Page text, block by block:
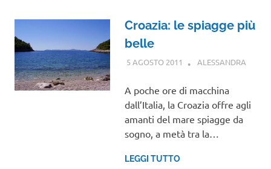
Croazia: le spiagge più
belle
5 AGOSTO 2011 ALESSANDRA
A poche ore di macchina
dall’Italia, la Croazia offre agli
amanti del mare spiagge da
sogno, a metà tra la…
LEGGI TUTTO